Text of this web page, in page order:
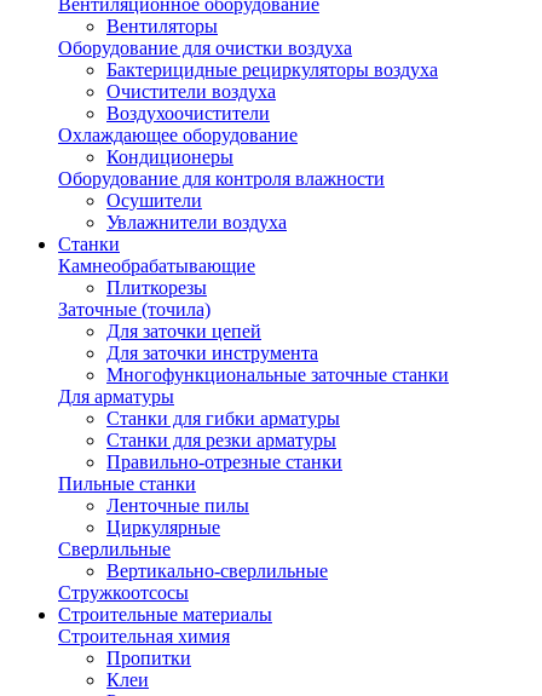
Вентиляционное оборудование
Вентиляторы
Оборудование для очистки воздуха
Бактерицидные рециркуляторы воздуха
Очистители воздуха
Воздухоочистители
Охлаждающее оборудование
Кондиционеры
Оборудование для контроля влажности
Осушители
Увлажнители воздуха
Станки
Камнеобрабатывающие
Плиткорезы
Заточные (точила)
Для заточки цепей
Для заточки инструмента
Многофункциональные заточные станки
Для арматуры
Станки для гибки арматуры
Станки для резки арматуры
Правильно-отрезные станки
Пильные станки
Ленточные пилы
Циркулярные
Сверлильные
Вертикально-сверлильные
Стружкоотсосы
Строительные материалы
Строительная химия
Пропитки
Клеи